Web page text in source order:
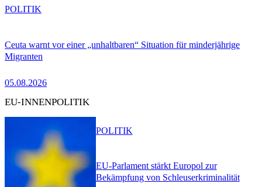
Ceuta warnt vor einer „unhaltbaren“ Situation für minderjährige
Migranten
05.08.2026
POLITIK
EU-INNENPOLITIK
EU-Parlament stärkt Europol zur
Bekämpfung von Schleuserkriminalität
POLITIK